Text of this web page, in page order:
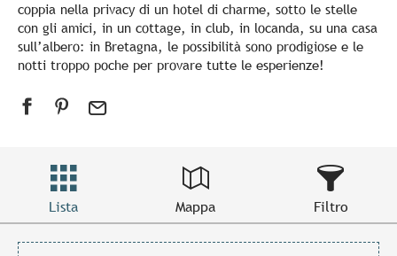
coppia nella privacy di un hotel di charme, sotto le stelle
con gli amici, in un cottage, in club, in locanda, su una casa
sull’albero: in Bretagna, le possibilità sono prodigiose e le
notti troppo poche per provare tutte le esperienze!
Lista Mappa Filtro